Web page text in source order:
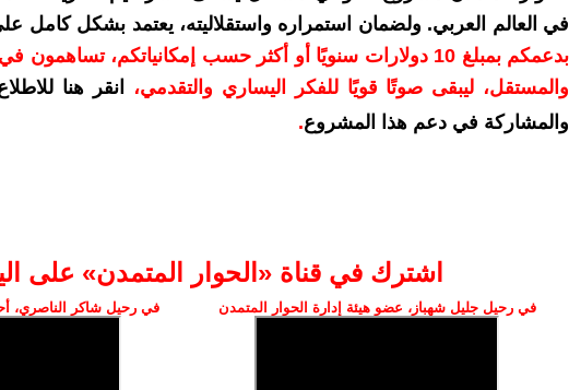
في العالم العربي. ولضمان استمراره واستقلاليته، يعتمد بشكل كامل
بدعمكم بمبلغ 10 دولارات سنويًا أو أكثر حسب إمكانياتكم،
والمستقل، ليبقى صوتًا قويًا للفكر اليساري والتقدمي،
انقر هنا
والمشاركة في دعم هذا المشروع.
اشترك في قناة ‫«الحوار المتمدن» على
في رحيل جليل شهباز، عضو هيئة إدارة الحوار المتمدن في رحيل شاكر الناصري،